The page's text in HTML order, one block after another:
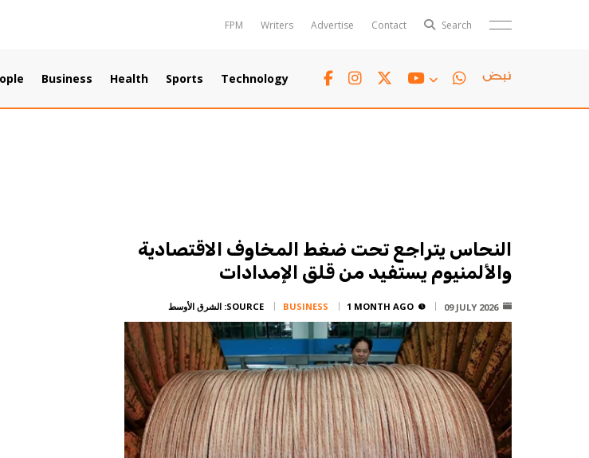
FPM Writers Advertise Contact Search
Polls
Business Health Sports Technology
TTV
النحاس يتراجع تحت ضغط المخاوف الاقتصادية
والألمنيوم يستفيد من قلق الإمدادات
09 JULY 2026
1 MONTH AGO
BUSINESS
SOURCE: الشرق الأوسط